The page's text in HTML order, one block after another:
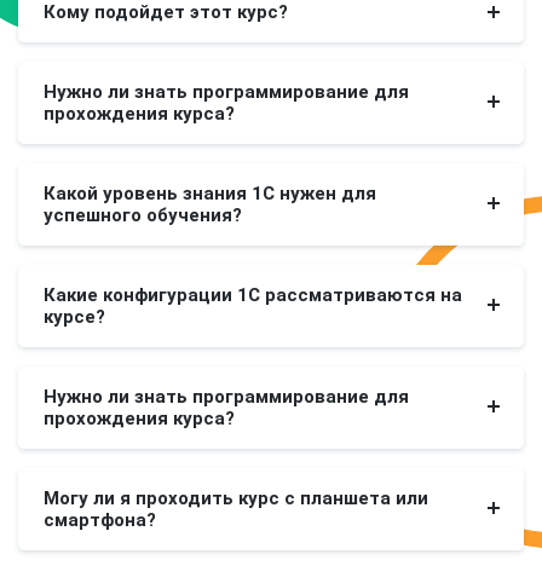
Кому подойдет этот курс?
Нужно ли знать программирование для
прохождения курса?
Какой уровень знания 1С нужен для
успешного обучения?
Какие конфигурации 1С рассматриваются на
курсе?
Нужно ли знать программирование для
прохождения курса?
Могу ли я проходить курс с планшета или
смартфона?